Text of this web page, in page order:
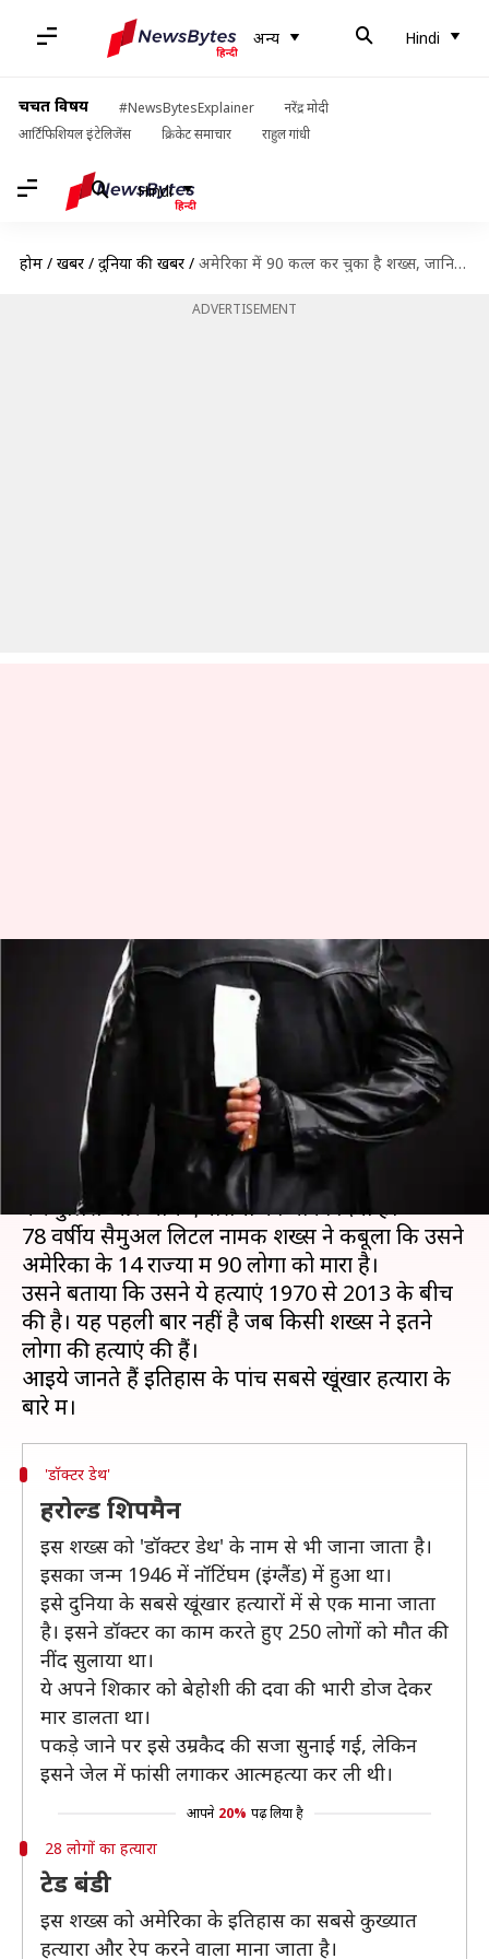
अन्य Hindi
चर्चित विषय #NewsBytesExplainer
नरेंद्र मोदी
आर्टिफिशियल इंटेलिजेंस
क्रिकेट समाचार राहुल गांधी
Hindi
होम / खबरें / दुनिया की खबरें / अमेरिका में 90 कत्ल कर चुका है शख्स, जानिये दुनिया के खूंखार हत्यारों के बारे में
ADVERTISEMENT
अमेरिका में 90 कत्ल कर चुका है
शख्स, जानिये दुनिया के खूंखार
हत्यारों के बारे में
प्रमोद कुमार 07:44 pm
क्या है खबर?
अमेरिका में एक शख्स ने 90 हत्याएं करने की बात स्वीकार
कर पुलिस और जांच एजेंसियों को चौंका दिया है।
78 वर्षीय सैमुअल लिटल नामक शख्स ने कबूला कि उसने
अमेरिका के 14 राज्यों में 90 लोगों को मारा है।
उसने बताया कि उसने ये हत्याएं 1970 से 2013 के बीच
की है। यह पहली बार नहीं है जब किसी शख्स ने इतने
लोगों की हत्याएं की हैं।
आइये जानते हैं इतिहास के पांच सबसे खूंखार हत्यारों के
'डॉक्टर डेथ'
हरोल्ड शिपमैन
इस शख्स को 'डॉक्टर डेथ' के नाम से भी जाना जाता है।
इसका जन्म 1946 में नॉटिंघम (इंग्लैंड) में हुआ था।
इसे दुनिया के सबसे खूंखार हत्यारों में से एक माना जाता
है। इसने डॉक्टर का काम करते हुए 250 लोगों को मौत की
नींद सुलाया था।
ये अपने शिकार को बेहोशी की दवा की भारी डोज देकर
मार डालता था।
पकड़े जाने पर इसे उम्रकैद की सजा सुनाई गई, लेकिन
इसने जेल में फांसी लगाकर आत्महत्या कर ली थी।
आपने 20% पढ़ लिया है
28 लोगों का हत्यारा
टेड बंडी
इस शख्स को अमेरिका के इतिहास का सबसे कुख्यात
हत्यारा और रेप करने वाला माना जाता है।